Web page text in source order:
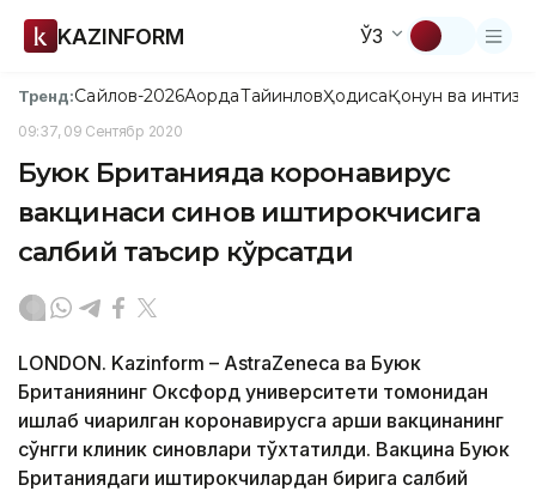
KAZINFORM ЎЗ
Тренд:Сайлов-2026АқордаТайинловҲодисаҚонун ва
09:37, 09 Сентябр 2020
Буюк Британияда коронавирус
вакцинаси синов иштирокчисига
салбий таъсир кўрсатди
LONDON. Kazinform – AstraZeneca ва Буюк
Британиянинг Оксфорд университети томонидан
ишлаб чиқарилган коронавирусга қарши вакцинанинг
сўнгги клиник синовлари тўхтатилди. Вакцина Буюк
Британиядаги иштирокчилардан бирига салбий